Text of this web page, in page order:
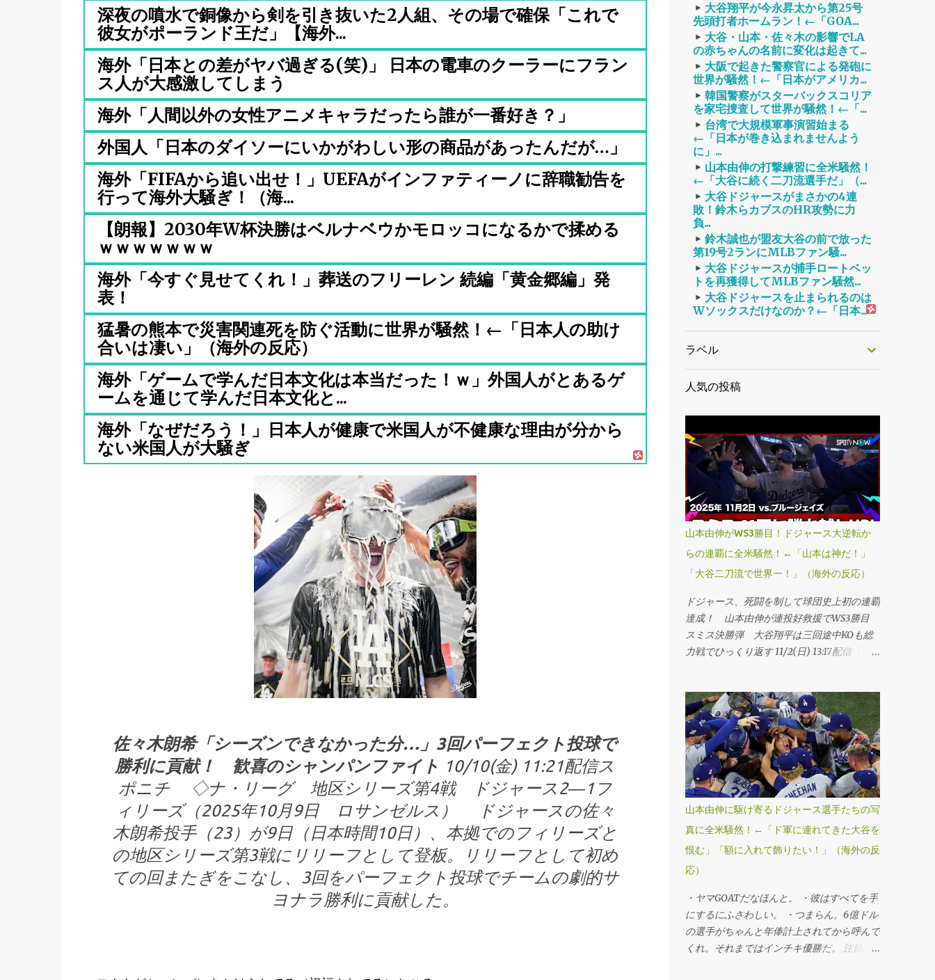
深夜の噴水で銅像から剣を引き抜いた2人組、その場で確保「これで
彼女がポーランド王だ」【海外...
海外「日本との差がヤバ過ぎる(笑)」 日本の電車のクーラーにフラン
ス人が大感激してしまう
海外「人間以外の女性アニメキャラだったら誰が一番好き？」
外国人「日本のダイソーにいかがわしい形の商品があったんだが…」
海外「FIFAから追い出せ！」UEFAがインファティーノに辞職勧告を
行って海外大騒ぎ！（海...
【朗報】2030年W杯決勝はベルナベウかモロッコになるかで揉める
ｗｗｗｗｗｗｗ
海外「今すぐ見せてくれ！」葬送のフリーレン 続編「黄金郷編」発
表！
猛暑の熊本で災害関連死を防ぐ活動に世界が騒然！←「日本人の助け
合いは凄い」（海外の反応）
海外「ゲームで学んだ日本文化は本当だった！ｗ」外国人がとあるゲ
ームを通じて学んだ日本文化と...
海外「なぜだろう！」日本人が健康で米国人が不健康な理由が分から
ない米国人が大騒ぎ
佐々木朗希「シーズンできなかった分…」3回パーフェクト投球で
勝利に貢献！ 歓喜のシャンパンファイト 10/10(金) 11:21配信ス
ポニチ ◇ナ・リーグ 地区シリーズ第4戦 ドジャース2―1フ
ィリーズ（2025年10月9日 ロサンゼルス） ドジャースの佐々
木朗希投手（23）が9日（日本時間10日）、本拠でのフィリーズと
の地区シリーズ第3戦にリリーフとして登板。リリーフとして初め
ての回またぎをこなし、3回をパーフェクト投球でチームの劇的サ
ヨナラ勝利に貢献した。
大谷翔平が今永昇太から第25号
先頭打者ホームラン！←「GOA...
大谷・山本・佐々木の影響でLA
の赤ちゃんの名前に変化は起きて...
大阪で起きた警察官による発砲に
世界が騒然！←「日本がアメリカ...
韓国警察がスターバックスコリア
を家宅捜査して世界が騒然！←「...
台湾で大規模軍事演習始まる
←「日本が巻き込まれませんよう
に」...
山本由伸の打撃練習に全米騒然！
←「大谷に続く二刀流選手だ」（...
大谷ドジャースがまさかの4連
敗！鈴木らカブスのHR攻勢に力
負...
鈴木誠也が盟友大谷の前で放った
第19号2ランにMLBファン騒...
大谷ドジャースが捕手ロートベッ
トを再獲得してMLBファン騒然...
大谷ドジャースを止まられるのは
Wソックスだけなのか？←「日本...
ラベル
人気の投稿
山本由伸がWS3勝目！ドジャース大逆転か
らの連覇に全米騒然！←「山本は神だ！」
「大谷二刀流で世界一！」（海外の反応）
ドジャース、死闘を制して球団史上初の連覇
達成！ 山本由伸が連投好救援でWS3勝目
スミス決勝弾 大谷翔平は三回途中KOも総
力戦でひっくり返す 11/2(日) 13:17配信「ワ
ャースが延長十一回にスミスの勝ち越し本塁
打で球団史上初、MLB25年ぶりのワールド
シリーズ連覇を果たした。第6戦勝利投手の
山本由伸投手が九回途中から登板し、1死満
塁のピンチを切り抜けるなど、3回を無失点
に抑えてシリーズ3勝目を挙げた。「1番・投
手兼指名打者」で先発出場した大谷翔平投手
は三回に決勝3ランを被弾し、マウンドで両
手を膝につきうなだれKO。打者としては第3
戦以来のマルチ安打をマークするなど5打数
2安打1四球だった。 ・連覇だぜベイビー。
あみろトロント！マリナーズファンとして感
謝する。 ・よおおおお！泣きそうだ。カー
ショーのために嬉しすぎる。 ・よっしゃあ
あああ！MVPはヤマだ！ 注目記事（外部サ
山本由伸に駆け寄るドジャース選手たちの写
真に全米騒然！←「ド軍に連れてきた大谷を
恨む」「額に入れて飾りたい！」（海外の反
応）
・ヤマGOATだなほんと。 ・彼はすべてを手
にするにふさわしい。 ・つまらん。6億ドル
の選手がちゃんと年俸計上されてから呼んで
くれ。それまではインチキ優勝だ。 注目記